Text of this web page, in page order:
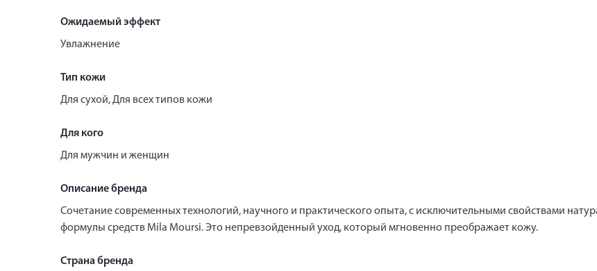
Ожидаемый эффект
Увлажнение
Тип кожи
Для сухой, Для всех типов кожи
Для кого
Для мужчин и женщин
Описание бренда
Сочетание современных технологий, научного и практического опыта, с исключительными свойствами
формулы средств Mila Moursi. Это непревзойденный уход, который мгновенно преображает кожу.
Страна бренда